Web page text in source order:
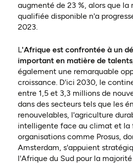
augmenté de 23 %, alors que
qualifiée disponible n'a
2023.
L'Afrique est confrontée à un
important en matière de talents
également une remarquable
croissance. D'ici 2030, le
entre 1,5 et 3,3 millions de
dans des secteurs tels que les
renouvelables, l'agriculture
intelligente face au climat et la
organisations comme Prosus,
Amsterdam, s'appuient
l'Afrique du Sud pour la